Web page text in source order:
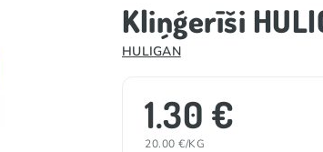
Kliņģerīši
HULIGAN
1.30 €
20.00 €/KG